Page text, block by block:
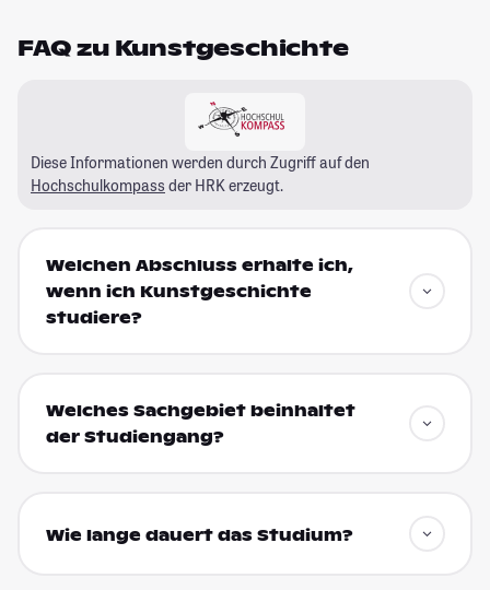
FAQ zu Kunstgeschichte
Diese Informationen werden durch Zugriff auf den
Hochschulkompass der HRK erzeugt.
Welchen Abschluss erhalte ich,
wenn ich Kunstgeschichte
studiere?
Welches Sachgebiet beinhaltet
der Studiengang?
Wie lange dauert das Studium?